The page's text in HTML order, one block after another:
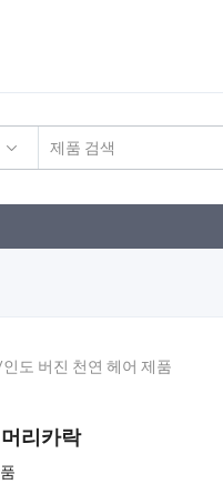
도 버진 천연 헤어 제품
리카락